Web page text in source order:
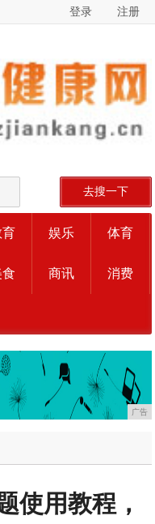
登录 注册
去搜一下
育 娱乐 体育
食 商讯 消费
广告
使用教程，